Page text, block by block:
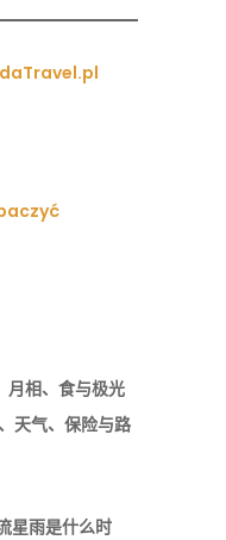
相、食与极光
天气、保险与路
星雨是什么时